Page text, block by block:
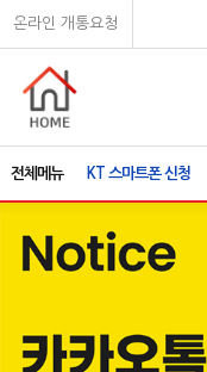
온라인 개통요청
전체메뉴 KT 스마트폰 신청